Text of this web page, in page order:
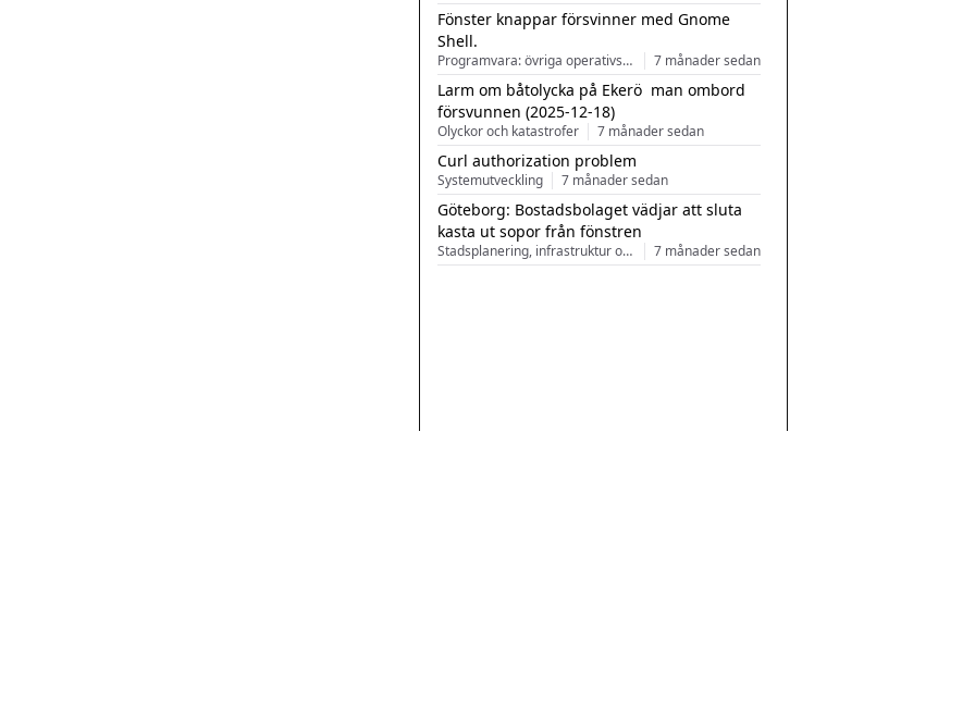
Fönster knappar försvinner med Gnome
Shell.
Programvara: övriga operativsystem 7 månader sedan
Larm om båtolycka på Ekerö  man ombord
försvunnen (2025-12-18)
Olyckor och katastrofer 7 månader sedan
Curl authorization problem
Systemutveckling 7 månader sedan
Göteborg: Bostadsbolaget vädjar att sluta
kasta ut sopor från fönstren
Stadsplanering, infrastruktur och arkitektur 7 månader sedan